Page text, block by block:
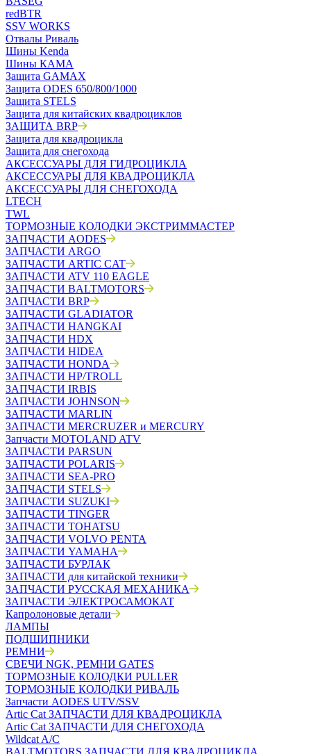
redBTR
SSV WORKS
Отвалы Риваль
Шины Kenda
Шины КАМА
Защита GAMAX
Защита ODES 650/800/1000
Защита STELS
Защита для китайских квадроциклов
ЗАЩИТА BRP
Защита для квадроцикла
Защита для снегохода
АКСЕССУАРЫ ДЛЯ ГИДРОЦИКЛА
АКСЕССУАРЫ ДЛЯ КВАДРОЦИКЛА
АКСЕССУАРЫ ДЛЯ СНЕГОХОДА
LTECH
TWL
ТОРМОЗНЫЕ КОЛОДКИ ЭКСТРИММАСТЕР
ЗАПЧАСТИ AODES
ЗАПЧАСТИ ARGO
ЗАПЧАСТИ ARTIC CAT
ЗАПЧАСТИ ATV 110 EAGLE
ЗАПЧАСТИ BALTMOTORS
ЗАПЧАСТИ BRP
ЗАПЧАСТИ GLADIATOR
ЗАПЧАСТИ HANGKAI
ЗАПЧАСТИ HDX
ЗАПЧАСТИ HIDEA
ЗАПЧАСТИ HONDA
ЗАПЧАСТИ HP/TROLL
ЗАПЧАСТИ IRBIS
ЗАПЧАСТИ JOHNSON
ЗАПЧАСТИ MARLIN
ЗАПЧАСТИ MERCRUZER и MERCURY
Запчасти MOTOLAND ATV
ЗАПЧАСТИ PARSUN
ЗАПЧАСТИ POLARIS
ЗАПЧАСТИ SEA-PRO
ЗАПЧАСТИ STELS
ЗАПЧАСТИ SUZUKI
ЗАПЧАСТИ TINGER
ЗАПЧАСТИ TOHATSU
ЗАПЧАСТИ VOLVO PENTA
ЗАПЧАСТИ YAMAHA
ЗАПЧАСТИ БУРЛАК
ЗАПЧАСТИ для китайской техники
ЗАПЧАСТИ РУССКАЯ МЕХАНИКА
ЗАПЧАСТИ ЭЛЕКТРОСАМОКАТ
Капролоновые детали
ЛАМПЫ
ПОДШИПНИКИ
РЕМНИ
СВЕЧИ NGK, РЕМНИ GATES
ТОРМОЗНЫЕ КОЛОДКИ PULLER
ТОРМОЗНЫЕ КОЛОДКИ РИВАЛЬ
Запчасти AODES UTV/SSV
Artic Cat ЗАПЧАСТИ ДЛЯ КВАДРОЦИКЛА
Artic Cat ЗАПЧАСТИ ДЛЯ СНЕГОХОДА
Wildcat A/C
BALTMOTORS ЗАПЧАСТИ ДЛЯ КВАДРОЦИКЛА